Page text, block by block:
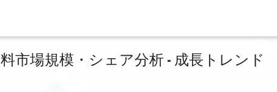
市場規模・シェア分析 - 成長トレンド